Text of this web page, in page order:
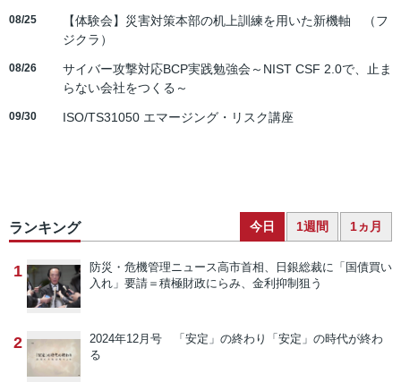
08/25
【体験会】災害対策本部の机上訓練を用いた新機軸 （フ
ジクラ）
08/26
サイバー攻撃対応BCP実践勉強会～NIST CSF 2.0で、止ま
らない会社をつくる～
09/30 ISO/TS31050 エマージング・リスク講座
ランキング 今日 1週間 1ヵ月
1 防災・危機管理ニュース高市首相、日銀総裁に「国債買い
入れ」要請＝積極財政にらみ、金利抑制狙う
2 2024年12月号 「安定」の終わり
「安定」の時代が終わ
る